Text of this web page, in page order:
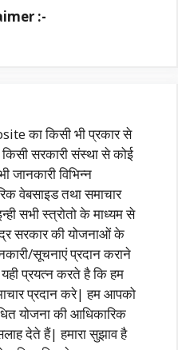
:-
का किसी भी प्रकार से
सरकारी संस्था से कोई
जानकारी विभिन्न
वेबसाइड तथा समाचार
सभी स्त्रोतो के माध्यम से
सरकार की योजनाओं के
सूचनाएं प्रदान कराने
प्रयत्न करते है कि हम
प्रदान करे| हम आपको
योजना की आधिकारिक
देते हैं| हमारा सुझाव है